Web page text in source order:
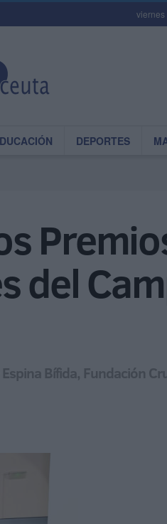
DEPORTES
del
Bífida, Fundación